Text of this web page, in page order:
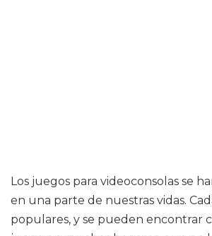
Los juegos para videoconsolas se
en una parte de nuestras vidas.
populares, y se pueden encontrar